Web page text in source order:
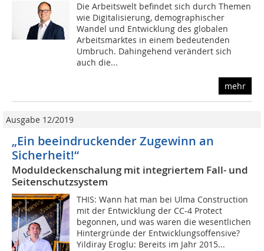
Die Arbeitswelt befindet sich durch Themen
wie Digitalisierung, demographischer
Wandel und Entwicklung des globalen
Arbeitsmarktes in einem bedeutenden
Umbruch. Dahingehend verändert sich
auch die...
mehr
Ausgabe 12/2019
„Ein beeindruckender Zugewinn an
Sicherheit!“
Moduldeckenschalung mit integriertem Fall- und
Seitenschutzsystem
THIS: Wann hat man bei Ulma Construction
mit der Entwicklung der CC-4 Protect
begonnen, und was waren die wesentlichen
Hintergründe der Entwicklungsoffensive?
Yildiray Eroglu: Bereits im Jahr 2015...